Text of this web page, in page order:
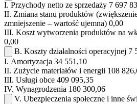
I. Przychody netto ze sprzedaży 7 697
II. Zmiana stanu produktów
zmniejszenie – wartość ujemna) 0,00
III. Koszt wytworzenia produktów na
0,00
B. Koszty działalności operacyjnej 7
I. Amortyzacja 34 551,10
II. Zużycie materiałów i energii 108
III. Usługi obce 409 095,35
IV. Wynagrodzenia 180 300,06
V. Ubezpieczenia społeczne i inne